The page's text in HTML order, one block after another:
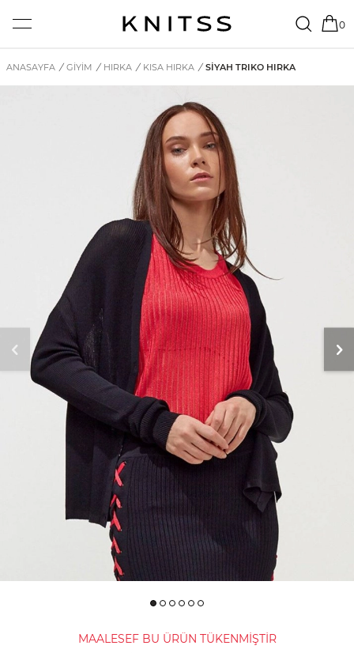
0
ANASAYFA / GİYİM / HIRKA / KISA HIRKA / SIYAH TRIKO HIRKA
MAALESEF BU ÜRÜN TÜKENMİŞTİR